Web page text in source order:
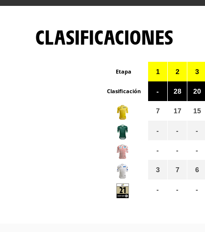
CLASIFICACIONES
Etapa
Clasificación
1
-
7
-
-
3
-
2
28
17
-
-
7
-
3
20
15
-
-
6
-